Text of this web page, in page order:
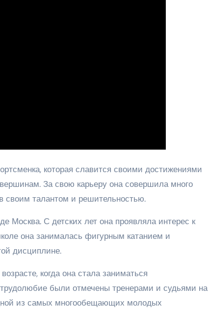
которая славится своими достижениями
За свою карьеру она совершила много
своим талантом и решительностью.
Москва. С детских лет она проявляла интерес к
она занималась фигурным катанием и
дисциплине.
когда она стала заниматься
были отмечены тренерами и судьями на
из самых многообещающих молодых